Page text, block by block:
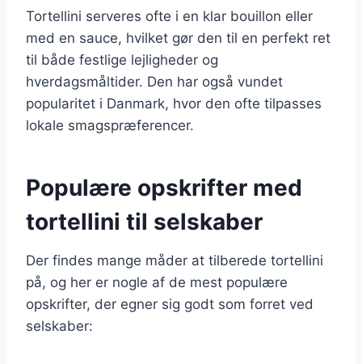
Tortellini serveres ofte i en klar bouillon eller
med en sauce, hvilket gør den til en perfekt ret
til både festlige lejligheder og
hverdagsmåltider. Den har også vundet
popularitet i Danmark, hvor den ofte tilpasses
lokale smagspræferencer.
Populære opskrifter med
tortellini til selskaber
Der findes mange måder at tilberede tortellini
på, og her er nogle af de mest populære
opskrifter, der egner sig godt som forret ved
selskaber: